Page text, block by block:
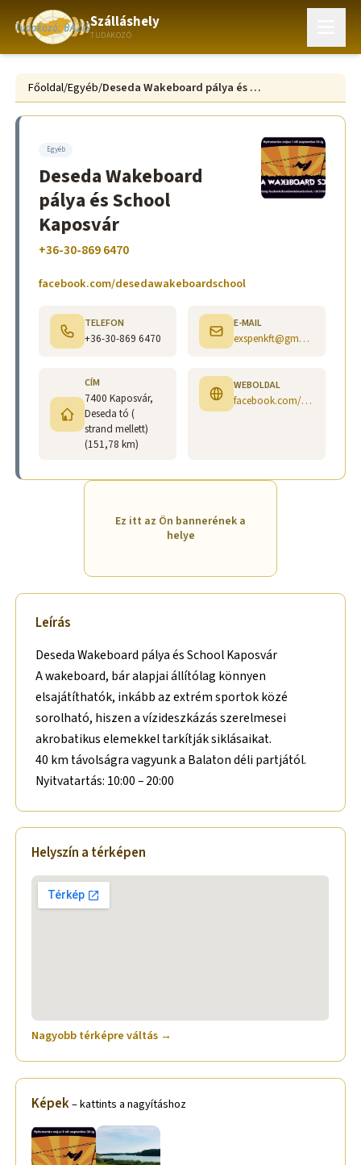
Szálláshely
TUDAKOZÓ
Főoldal/Egyéb/ Deseda Wakeboard pálya és School Kaposvár
Egyéb
Deseda Wakeboard
pálya és School
Kaposvár
+36-30-869 6470
facebook.com/desedawakeboardschool
TELEFON
+36-30-869 6470
E-MAIL
exspenkft@gmail.com
CÍM
7400 Kaposvár,
Deseda tó (
strand mellett)
(151,78 km)
WEBOLDAL
facebook.com/desedawakeboardschool
Ez itt az Ön bannerének a
helye
Leírás
Deseda Wakeboard pálya és School Kaposvár
A wakeboard, bár alapjai állítólag könnyen
elsajátíthatók, inkább az extrém sportok közé
sorolható, hiszen a vízideszkázás szerelmesei
akrobatikus elemekkel tarkítják siklásaikat.
40 km távolságra vagyunk a Balaton déli partjától.
Nyitvatartás: 10:00 – 20:00
Helyszín a térképen
Nagyobb térképre váltás →
Képek– kattints a nagyításhoz